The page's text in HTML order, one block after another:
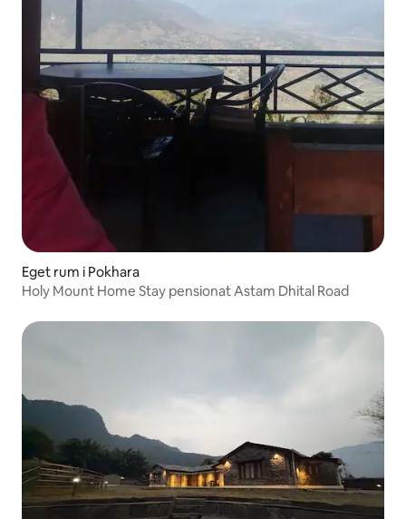
Eget rum i Pokhara
Holy Mount Home Stay pensionat Astam Dhital Road